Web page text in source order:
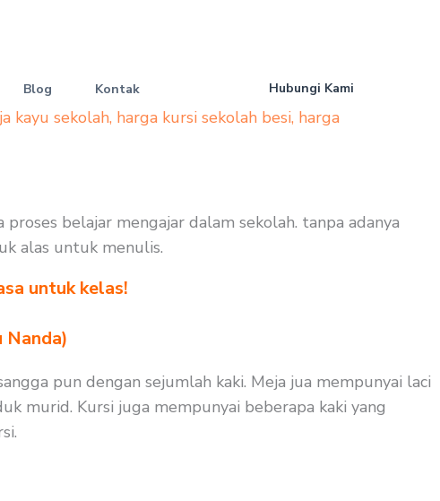
Blog Kontak Hubungi Kami
kayu sekolah, harga kursi sekolah besi, harga
belajar mengajar dalam sekolah. tanpa adanya
alas untuk menulis.
untuk kelas!
Nanda)
pun dengan sejumlah kaki. Meja jua mempunyai laci
murid. Kursi juga mempunyai beberapa kaki yang